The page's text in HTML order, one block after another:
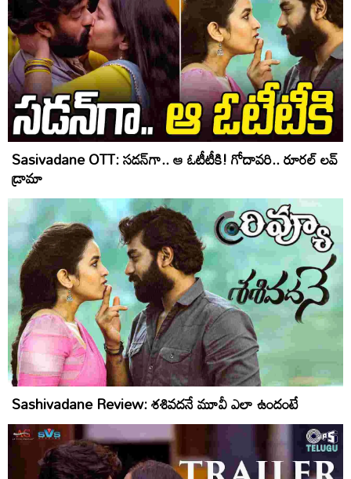
Sasivadane OTT: స‌డ‌న్‌గా.. ఆ ఓటీటీకి! గోదావ‌రి.. రూర‌ల్ ల‌వ్
డ్రామా
Sashivadane Review: శశివదనే మూవీ ఎలా ఉందంటే